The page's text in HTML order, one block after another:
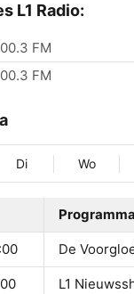
L1 Radio:
FM
FM
Di Wo
Programma
De
L1